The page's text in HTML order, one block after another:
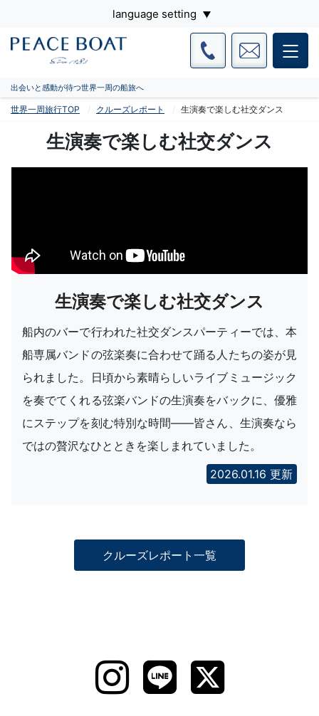
language setting
出会いと感動が待つ世界一周の船旅へ
世界一周旅行TOP クルーズレポート 生演奏で楽しむ社交ダンス
生演奏で楽しむ社交ダンス
生演奏で楽しむ社交ダンス
船内のバーで行われた社交ダンスパーティーでは、本
船専属バンドの弦楽奏に合わせて踊る人たちの姿が見
られました。日頃から素晴らしいライブミュージック
を奏でてくれる弦楽バンドの生演奏をバックに、優雅
にステップを刻む特別な時間――皆さん、生演奏なら
ではの贅沢なひとときを楽しまれていました。
2026.01.16 更新
クルーズレポート一覧